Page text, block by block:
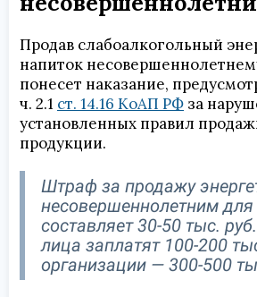
Продав слабоалкогольный
напиток
понесет наказание,
ч. 2.1 ст. 14.16 КоАП РФ за
установленных правил
продукции.
Штраф за продажу
несовершеннолетним
составляет 30-50 тыс.
лица заплатят 100-200
организации — 300-500